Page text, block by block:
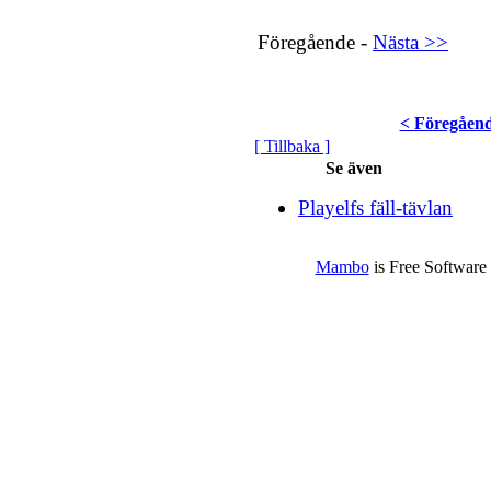
Föregående - Nästa >>
<
[ Tillbaka ]
Se även
Playelfs fäll-tävlan
Mambois Free Software